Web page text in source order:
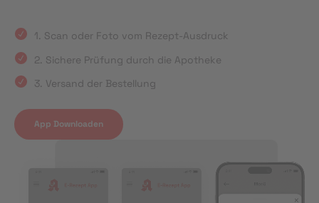
1. Scan oder Foto vom Rezept-Ausdruck
2. Sichere Prüfung durch die Apotheke
3. Versand der Bestellung
App Downloaden